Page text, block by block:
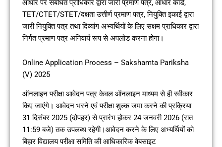
आधार पर संबंधित प्राधिकार द्वारा जारी प्रमाण पत्र, आधार कार्ड,
TET/CTET/STET/दक्षता उत्तीर्ण प्रमाण पत्र, नियुक्ति इकाई द्वारा
जारी नियुक्ति पत्र तथा दिव्यांग अभ्यर्थियों के लिए सक्षम प्राधिकार द्वारा
निर्गत प्रमाण पत्र अनिवार्य रूप से अपलोड करना होगा।
Online Application Process – Sakshamta Pariksha
(V) 2025
ऑनलाइन परीक्षा आवेदन पत्र केवल ऑनलाइन माध्यम से ही स्वीकार
किए जाएंगे। आवेदन भरने एवं परीक्षा शुल्क जमा करने की प्रक्रिया
31 दिसंबर 2025 (दोपहर) से प्रारंभ होकर 24 जनवरी 2026 (रात
11:59 बजे) तक उपलब्ध रहेगी।आवेदन करने के लिए अभ्यर्थियों को
बिहार विद्यालय परीक्षा समिति की आधिकारिक वेबसाइट